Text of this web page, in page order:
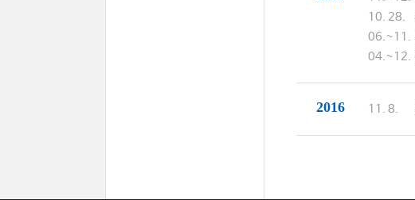
10. 28.
06.~11.
04.~12.
2016 11. 8.